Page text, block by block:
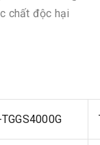
chất độc hại